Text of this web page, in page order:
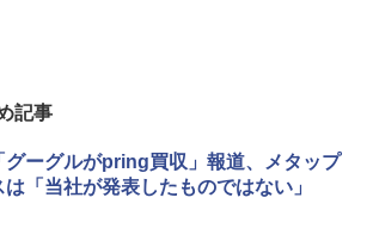
記事
グーグルがpring買収」報道、メタップ
は「当社が発表したものではない」